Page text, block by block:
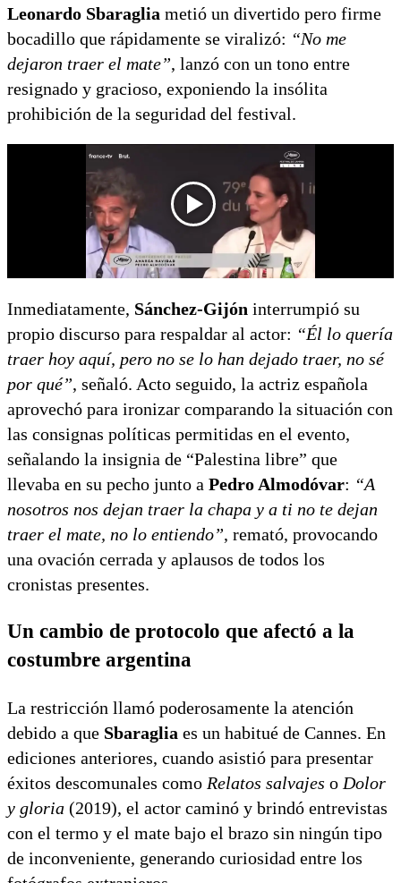
Leonardo Sbaraglia metió un divertido pero firme
bocadillo que rápidamente se viralizó: “No me
dejaron traer el mate”, lanzó con un tono entre
resignado y gracioso, exponiendo la insólita
prohibición de la seguridad del festival.
Inmediatamente, Sánchez-Gijón interrumpió su
propio discurso para respaldar al actor: “Él lo quería
traer hoy aquí, pero no se lo han dejado traer, no sé
por qué”, señaló. Acto seguido, la actriz española
aprovechó para ironizar comparando la situación con
las consignas políticas permitidas en el evento,
señalando la insignia de “Palestina libre” que
llevaba en su pecho junto a Pedro Almodóvar: “A
nosotros nos dejan traer la chapa y a ti no te dejan
traer el mate, no lo entiendo”, remató, provocando
una ovación cerrada y aplausos de todos los
cronistas presentes.
Un cambio de protocolo que afectó a la
costumbre argentina
La restricción llamó poderosamente la atención
debido a que Sbaraglia es un habitué de Cannes. En
ediciones anteriores, cuando asistió para presentar
éxitos descomunales como Relatos salvajes o Dolor
y gloria (2019), el actor caminó y brindó entrevistas
con el termo y el mate bajo el brazo sin ningún tipo
de inconveniente, generando curiosidad entre los